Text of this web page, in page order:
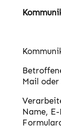
Mail
Name,